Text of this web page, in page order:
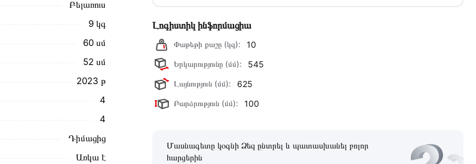
առաքման
Բելառուս
9 կգ
60 սմ
52 սմ
2023 թ
4
4
Դիմացից
Առկա է
Լոգիստիկ ինֆորմացիա
Փաթեթի քաշը (կգ): 10
Երկարությունը (մմ): 545
Լայնություն (մմ): 625
Բարձրություն (մմ): 100
Մասնագետը կօգնի Ձեզ ընտրել և պատասխանել բոլոր
հարցերին